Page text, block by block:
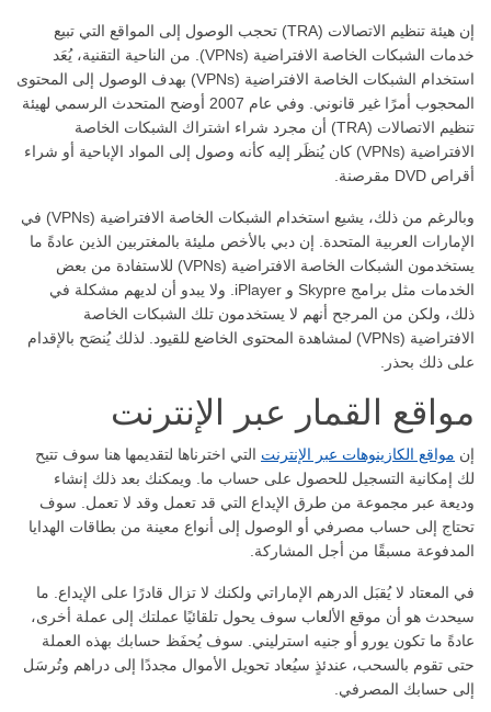
إن هيئة تنظيم الاتصالات (TRA) تحجب الوصول إلى المواقع التي تبيع
خدمات الشبكات الخاصة الافتراضية (VPNs). من الناحية التقنية، يُعَد
استخدام الشبكات الخاصة الافتراضية (VPNs) بهدف الوصول إلى المحتوى
المحجوب أمرًا غير قانوني. وفي عام 2007 أوضح المتحدث الرسمي لهيئة
تنظيم الاتصالات (TRA) أن مجرد شراء اشتراك الشبكات الخاصة
الافتراضية (VPNs) كان يُنظَر إليه كأنه وصول إلى المواد الإباحية أو شراء
أقراص DVD مقرصنة.
وبالرغم من ذلك، يشيع استخدام الشبكات الخاصة الافتراضية (VPNs) في
الإمارات العربية المتحدة. إن دبي بالأخص مليئة بالمغتربين الذين عادةً ما
يستخدمون الشبكات الخاصة الافتراضية (VPNs) للاستفادة من بعض
الخدمات مثل برامج Skypre و iPlayer. ولا يبدو أن لديهم مشكلة في
ذلك، ولكن من المرجح أنهم لا يستخدمون تلك الشبكات الخاصة
الافتراضية (VPNs) لمشاهدة المحتوى الخاضع للقيود. لذلك يُنصَح بالإقدام
على ذلك بحذر.
مواقع القمار عبر الإنترنت
إن مواقع الكازينوهات عبر الإنترنت التي اخترناها لتقديمها هنا سوف تتيح
لك إمكانية التسجيل للحصول على حساب ما. ويمكنك بعد ذلك إنشاء
وديعة عبر مجموعة من طرق الإيداع التي قد تعمل وقد لا تعمل. سوف
تحتاج إلى حساب مصرفي أو الوصول إلى أنواع معينة من بطاقات الهدايا
المدفوعة مسبقًا من أجل المشاركة.
في المعتاد لا يُقبَل الدرهم الإماراتي ولكنك لا تزال قادرًا على الإيداع. ما
سيحدث هو أن موقع الألعاب سوف يحول تلقائيًا عملتك إلى عملة أخرى،
عادةً ما تكون يورو أو جنيه استرليني. سوف يُحفَظ حسابك بهذه العملة
حتى تقوم بالسحب، عندئذٍ سيُعاد تحويل الأموال مجددًا إلى دراهم وتُرسَل
إلى حسابك المصرفي.